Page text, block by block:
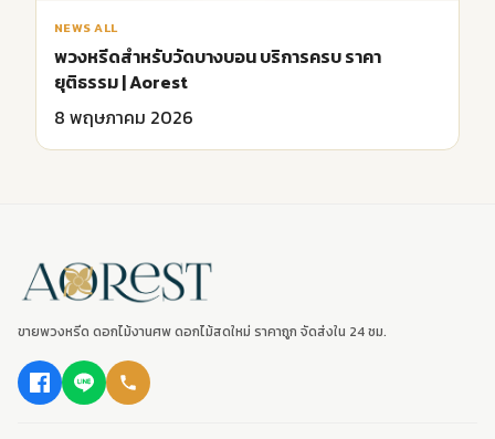
พวงหรีดพัดลม
ดอกไม้งานศพ
ดอกไม้หน้าศพ